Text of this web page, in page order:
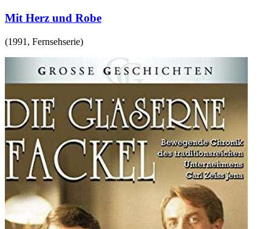
Mit Herz und Robe
(1991 , Fernsehserie)